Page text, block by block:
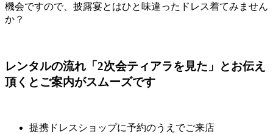
機会ですので、披露宴とはひと味違ったドレス着てみません
か？
レンタルの流れ「2次会ティアラを見た」とお伝え
頂くとご案内がスムーズです
提携ドレスショップに予約のうえでご来店